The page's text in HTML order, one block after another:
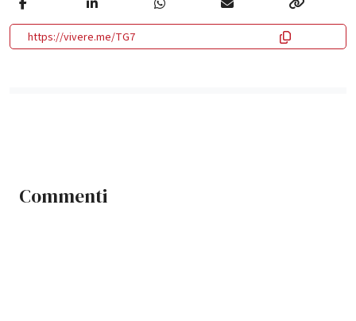
https://vivere.me/TG7
Commenti